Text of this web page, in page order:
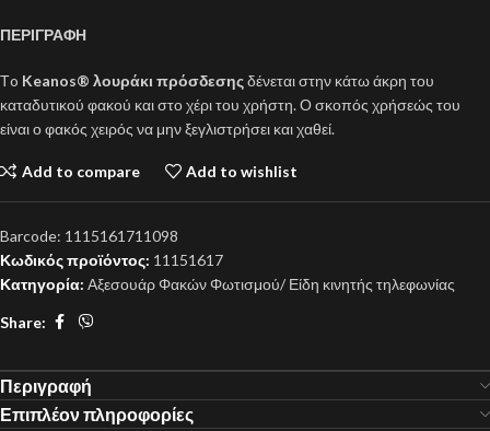
ΠΕΡΙΓΡΑΦΗ
Τo Keanos® λουράκι πρόσδεσηςδένεται στην κάτω άκρη του
καταδυτικού φακού και στο χέρι του χρήστη. Ο σκοπός χρήσεώς του
είναι ο φακός χειρός να μην ξεγλιστρήσει και χαθεί.
Add to compare Add to wishlist
Barcode: 1115161711098
Κωδικός προϊόντος: 11151617
Κατηγορία: Αξεσουάρ Φακών Φωτισμού/ Είδη κινητής τηλεφωνίας
Share:
Περιγραφή
Επιπλέον πληροφορίες